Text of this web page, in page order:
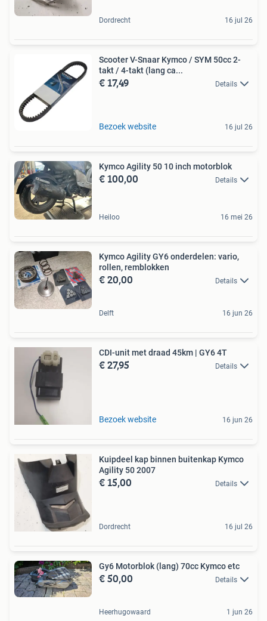
Dordrecht 16 jul 26
Scooter V-Snaar Kymco / SYM 50cc 2-
takt / 4-takt (lang ca...
€ 17,49 Details
Bezoek website 16 jul 26
Kymco Agility 50 10 inch motorblok
€ 100,00 Details
Heiloo 16 mei 26
Kymco Agility GY6 onderdelen: vario,
rollen, remblokken
€ 20,00 Details
Delft 16 jun 26
CDI-unit met draad 45km | GY6 4T
€ 27,95 Details
Bezoek website 16 jun 26
Kuipdeel kap binnen buitenkap Kymco
Agility 50 2007
€ 15,00 Details
Dordrecht 16 jul 26
Gy6 Motorblok (lang) 70cc Kymco etc
€ 50,00 Details
Heerhugowaard 1 jun 26